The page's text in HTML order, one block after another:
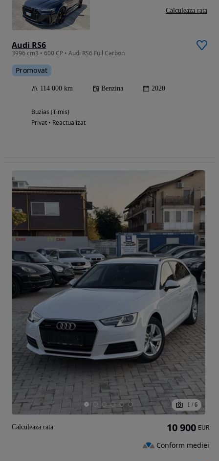
Audi RS6
3996 cm3 • 600 CP • Audi RS6 Full Carbon
Promovat
114 000 km Benzina 2020
Buzias (Timis)
Privat • Reactualizat
Calculeaza rata
1 / 6
10 900 EUR
Conform mediei
Calculeaza rata